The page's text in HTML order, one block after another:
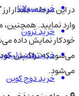
در این مرحله، مقدار ارز
وارد نمایید. همچنین،
خودکار نمایش داده
می‌شود که تراکنش خود
می‌شود.
خرید سولانا
خرید ترون
خرید هایپر
خرید دوج کوین